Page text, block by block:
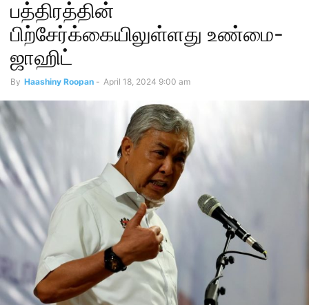
பத்திரத்தின்
பிற்சேர்க்கையிலுள்ளது உண்மை-
ஜாஹிட்
By Haashiny Roopan - April 18, 2024 9:00 am